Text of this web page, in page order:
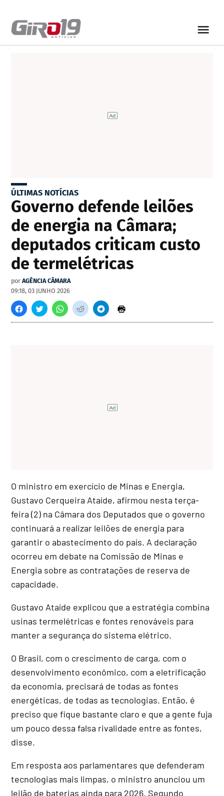
ÚLTIMAS NOTÍCIAS
Governo defende leilões
de energia na Câmara;
deputados criticam custo
de termelétricas
por AGÊNCIA CÂMARA
09:18, 03 JUNHO 2026
O ministro em exercício de Minas e Energia,
Gustavo Cerqueira Ataíde, afirmou nesta terça-
feira (2) na Câmara dos Deputados que o governo
continuará a realizar leilões de energia para
garantir o abastecimento do país. A declaração
ocorreu em debate na Comissão de Minas e
Energia sobre as contratações de reserva de
capacidade.
Gustavo Ataíde explicou que a estratégia combina
usinas termelétricas e fontes renováveis para
manter a segurança do sistema elétrico.
O Brasil, com o crescimento de carga, com o
desenvolvimento econômico, com a eletrificação
da economia, precisará de todas as fontes
energéticas, de todas as tecnologias. Então, é
preciso que fique bastante claro e que a gente fuja
um pouco dessa falsa rivalidade entre as fontes,
disse.
Em resposta aos parlamentares que defenderam
tecnologias mais limpas, o ministro anunciou um
leilão de baterias ainda para 2026. Segundo